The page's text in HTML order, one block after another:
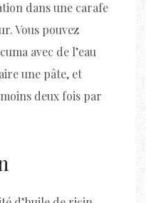
dans une carafe
Vous pouvez
avec de l’eau
une pâte, et
deux fois par